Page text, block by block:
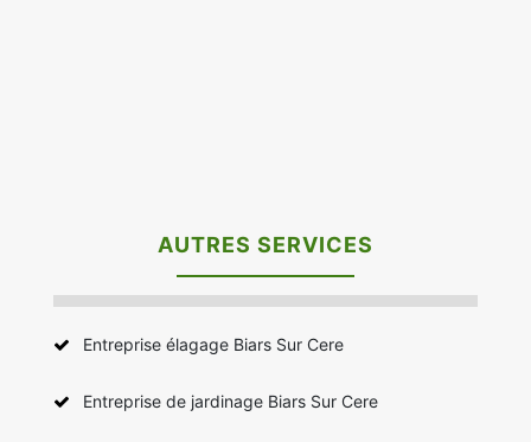
AUTRES SERVICES
Entreprise élagage Biars Sur Cere
Entreprise de jardinage Biars Sur Cere